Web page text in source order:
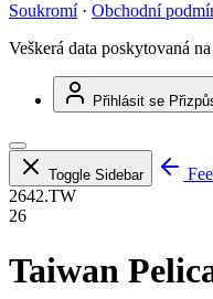
Soukromí · Obchodní
Veškerá data poskytovaná
Přihlásit se
Toggle Sidebar
2642.TW
26
Taiwan